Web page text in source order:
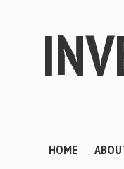
HOME